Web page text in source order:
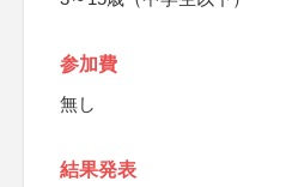
参加費
無し
結果発表